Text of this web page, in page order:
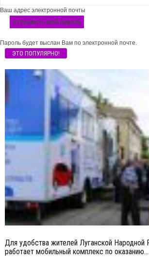
Ваш адрес электронной почты
Пароль будет выслан Вам по электронной почте.
ЭТО ПОПУЛЯРНО!
Для удобства жителей Луганской Народной
работает мобильный комплекс по оказанию...